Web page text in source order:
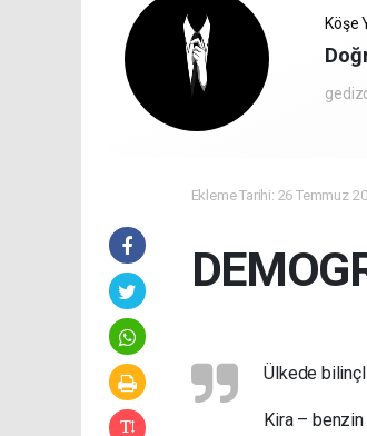
Köşe
Ekleme Tarihi: 26 Temmuz
Ülkede
Kira –